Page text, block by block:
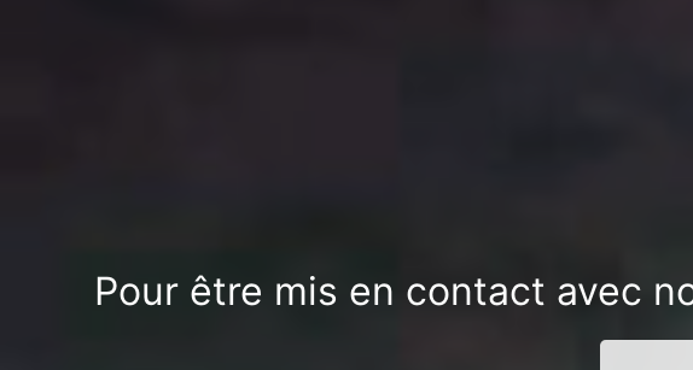
Pour être mis en contact avec